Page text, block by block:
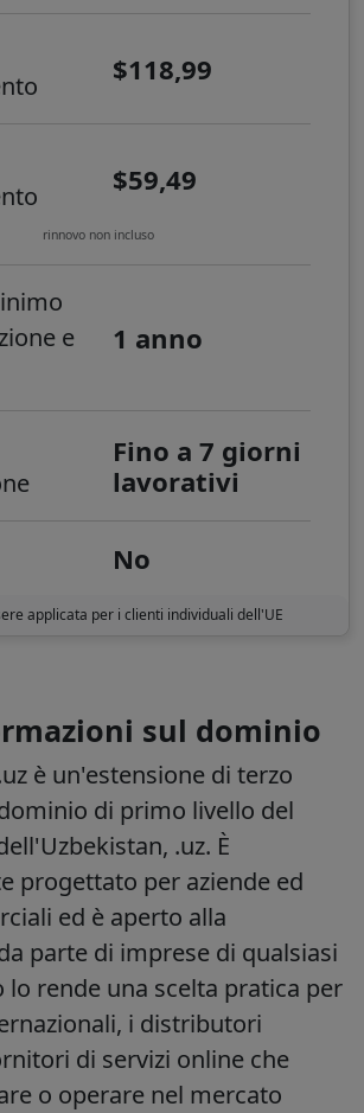
$118,99
$59,49
rinnovo non incluso
e
1 anno
Fino a 7 giorni
lavorativi
No
applicata per i clienti individuali dell'UE
sul dominio
è un'estensione di terzo
di primo livello del
.uz. È
progettato per aziende ed
ed è aperto alla
parte di imprese di qualsiasi
lo rende una scelta pratica per
i distributori
di servizi online che
o operare nel mercato